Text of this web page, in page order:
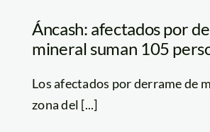
Áncash: afectados por
mineral suman 105
Los afectados por derrame de
zona del [...]